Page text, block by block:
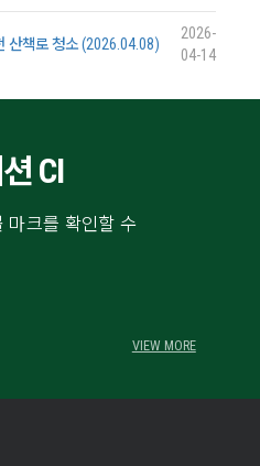
2026-
04-14
산책로 청소 (2026.04.08)
CI
마크를 확인할 수
VIEW MORE